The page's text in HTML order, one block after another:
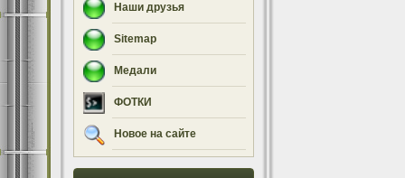
Наши друзья
Sitemap
Медали
ФОТКИ
Новое на сайте